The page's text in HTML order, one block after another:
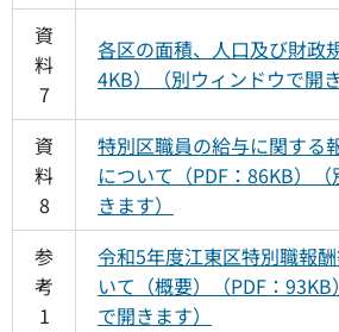
資
料
7
各区の面積、人口及び財政
4KB）（別ウィンドウで開き
資
料
8
特別区職員の給与に関する
について（PDF：86KB）
きます）
参
考
1
令和5年度江東区特別職報
いて（概要）（PDF：
で開きます）